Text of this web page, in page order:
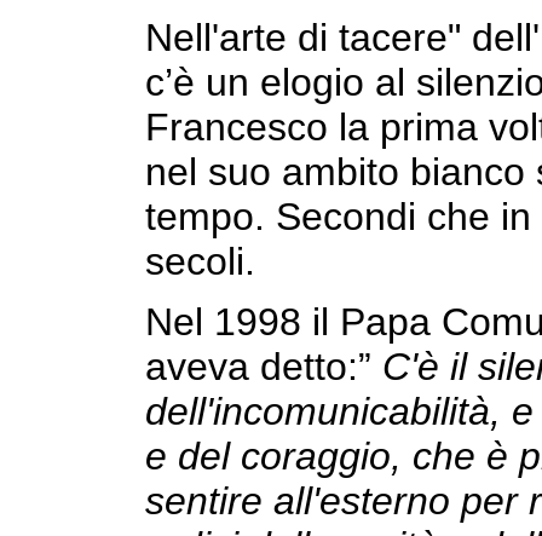
Nell'arte di tacere"
c’è un elogio al
Francesco la prima
nel suo ambito
tempo. Secondi che
secoli.
Nel 1998 il Papa
aveva detto:” C'è il
dell'incomunicabilità,
e del coraggio, che è
sentire all'esterno per